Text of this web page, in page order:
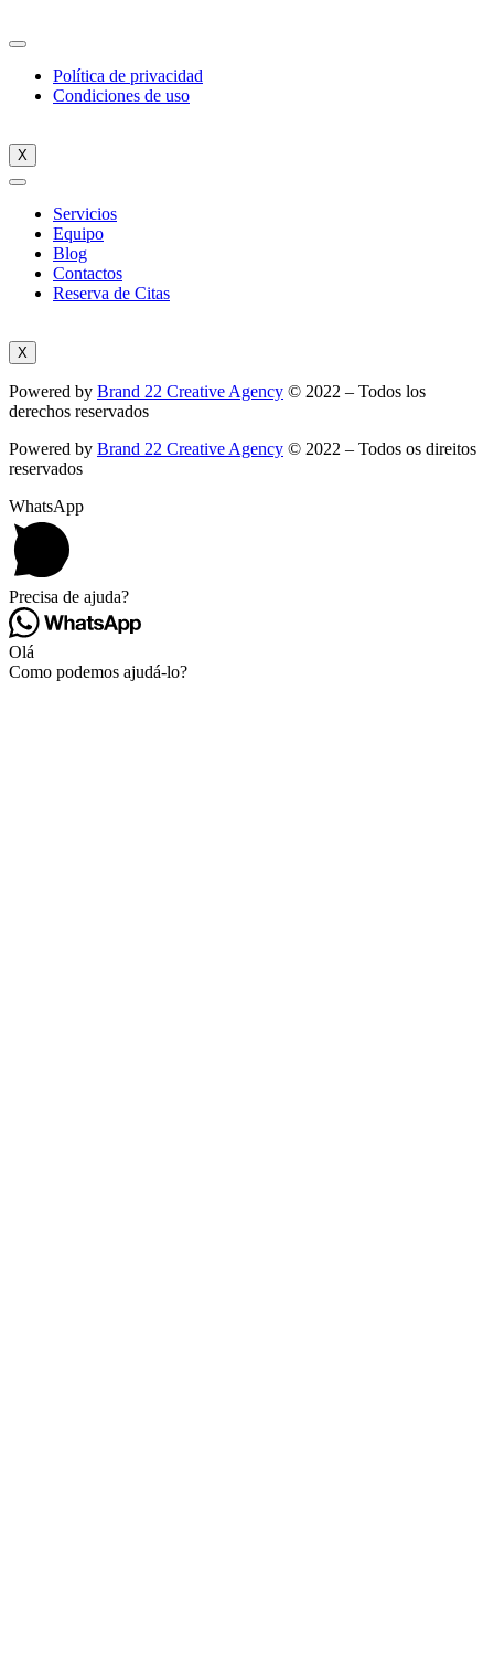
Política de privacidad
Condiciones de uso
X
Servicios
Equipo
Blog
Contactos
Reserva de Citas
X
Powered by Brand 22 Creative Agency © 2022 – Todos los
derechos reservados
Powered by Brand 22 Creative Agency © 2022 – Todos os direitos
reservados
WhatsApp
Precisa de ajuda?
Olá
Como podemos ajudá-lo?